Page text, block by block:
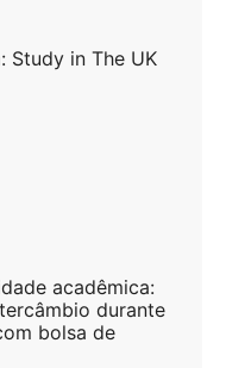
Study in The UK
acadêmica:
durante
bolsa de